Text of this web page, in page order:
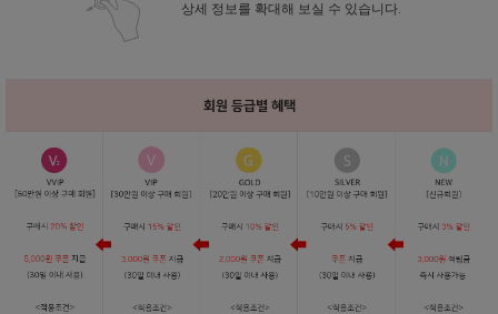
상세 정보를 확대해 보실 수 있습니다.